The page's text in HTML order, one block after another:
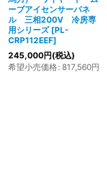
ーブアイセンサーパネ
ル 三相200V 冷房専
用シリーズ [PL-
CRP112EEF]
245,000円(税込)
希望小売価格: 817,560円